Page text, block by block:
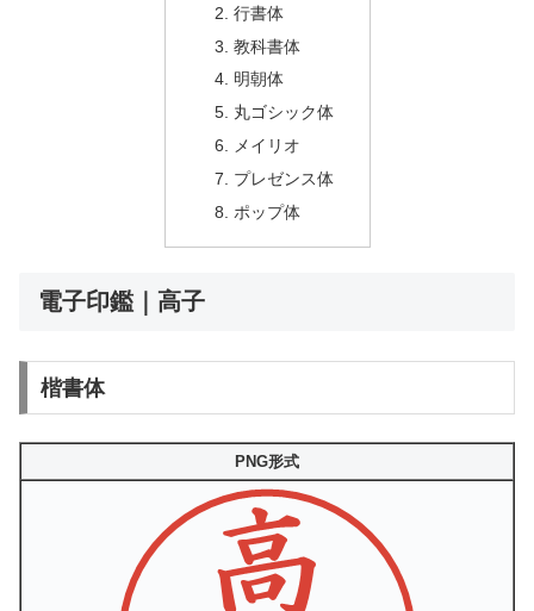
行書体
教科書体
明朝体
丸ゴシック体
メイリオ
プレゼンス体
ポップ体
電子印鑑｜高子
楷書体
PNG形式